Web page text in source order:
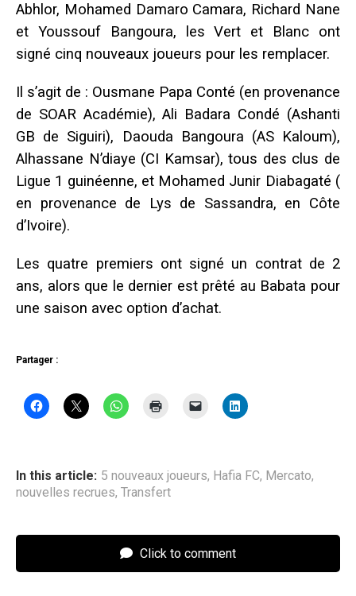
Abhlor, Mohamed Damaro Camara, Richard Nane
et Youssouf Bangoura, les Vert et Blanc ont
signé cinq nouveaux joueurs pour les remplacer.
Il s’agit de : Ousmane Papa Conté (en provenance
de SOAR Académie), Ali Badara Condé (Ashanti
GB de Siguiri), Daouda Bangoura (AS Kaloum),
Alhassane N’diaye (CI Kamsar), tous des clus de
Ligue 1 guinéenne, et Mohamed Junir Diabagaté (
en provenance de Lys de Sassandra, en Côte
d’Ivoire).
Les quatre premiers ont signé un contrat de 2
ans, alors que le dernier est prêté au Babata pour
une saison avec option d’achat.
Partager :
In this article: 5 nouveaux joueurs, Hafia FC, Mercato,
nouvelles recrues, Transfert
Click to comment